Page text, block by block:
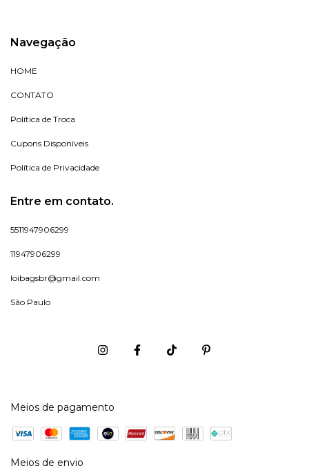
Navegação
HOME
CONTATO
Política de Troca
Cupons Disponíveis
Política de Privacidade
Entre em contato.
5511947906299
11947906299
loibagsbr@gmail.com
São Paulo
Meios de pagamento
Meios de envio